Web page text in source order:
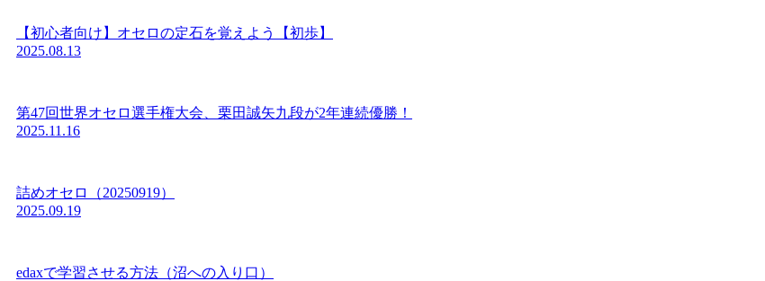
【初心者向け】オセロの定石を覚えよう【初歩】
2025.08.13
第47回世界オセロ選手権大会、栗田誠矢九段が2年連続優勝！
2025.11.16
詰めオセロ（20250919）
2025.09.19
edaxで学習させる方法（沼への入り口）